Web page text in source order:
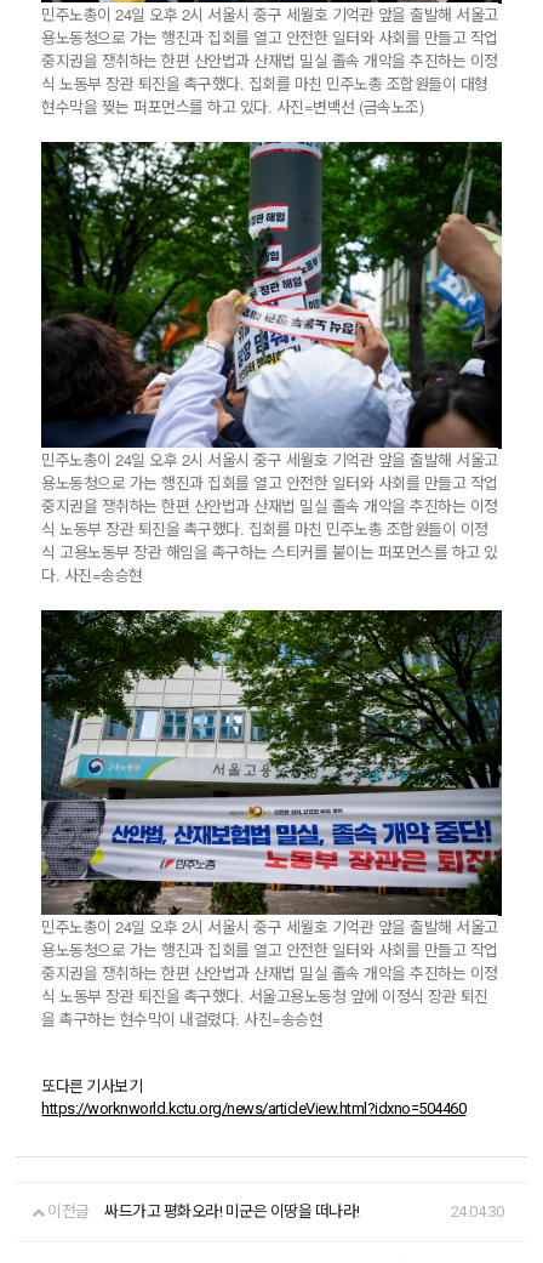
민주노총이 24일 오후 2시 서울시 중구 세월호 기억관 앞을 출발해 서울고
용노동청으로 가는 행진과 집회를 열고 안전한 일터와 사회를 만들고 작업
중지권을 쟁취하는 한편 산안법과 산재법 밀실 졸속 개악을 추진하는 이정
식 노동부 장관 퇴진을 촉구했다. 집회를 마친 민주노총 조합원들이 대형
현수막을 찢는 퍼포먼스를 하고 있다. 사진=변백선 (금속노조)
민주노총이 24일 오후 2시 서울시 중구 세월호 기억관 앞을 출발해 서울고
용노동청으로 가는 행진과 집회를 열고 안전한 일터와 사회를 만들고 작업
중지권을 쟁취하는 한편 산안법과 산재법 밀실 졸속 개악을 추진하는 이정
식 노동부 장관 퇴진을 촉구했다. 집회를 마친 민주노총 조합원들이 이정
식 고용노동부 장관 해임을 촉구하는 스티커를 붙이는 퍼포먼스를 하고 있
다. 사진=송승현
민주노총이 24일 오후 2시 서울시 중구 세월호 기억관 앞을 출발해 서울고
용노동청으로 가는 행진과 집회를 열고 안전한 일터와 사회를 만들고 작업
중지권을 쟁취하는 한편 산안법과 산재법 밀실 졸속 개악을 추진하는 이정
식 노동부 장관 퇴진을 촉구했다. 서울고용노동청 앞에 이정식 장관 퇴진
을 촉구하는 현수막이 내걸렸다. 사진=송승현
또다른 기사보기
https://worknworld.kctu.org/news/articleView.html?idxno=504460
이전글 싸드가고 평화오라! 미군은 이땅을 떠나라! 24.04.30